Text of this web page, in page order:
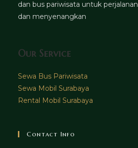
dan bus pariwisata untuk
dan menyenangkan
Our Service
Sewa Bus Pariwisata
Sewa Mobil Surabaya
Rental Mobil Surabaya
Contact Info